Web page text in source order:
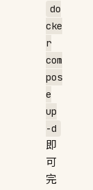
do
cke
r
com
pos
e
up
-d
即
可
完